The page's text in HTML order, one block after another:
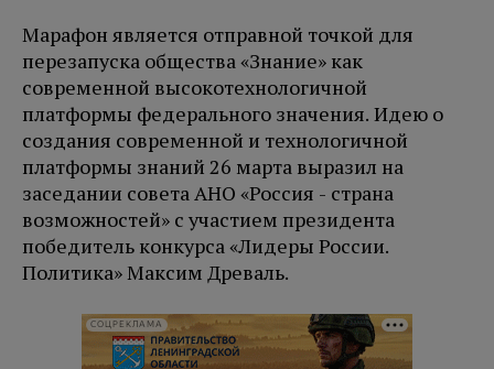
Марафон является отправной точкой для
перезапуска общества «Знание» как
современной высокотехнологичной
платформы федерального значения. Идею о
создания современной и технологичной
платформы знаний 26 марта выразил на
заседании совета АНО «Россия - страна
возможностей» с участием президента
победитель конкурса «Лидеры России.
Политика» Максим Древаль.
СОЦРЕКЛАМА